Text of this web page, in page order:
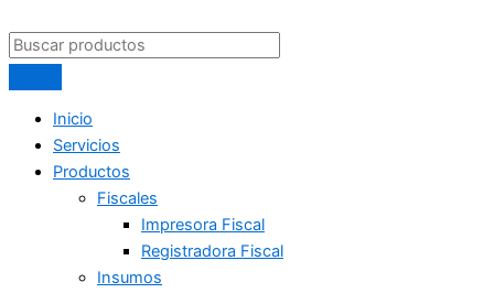
Inicio
Servicios
Productos
Fiscales
Impresora Fiscal
Registradora Fiscal
Insumos